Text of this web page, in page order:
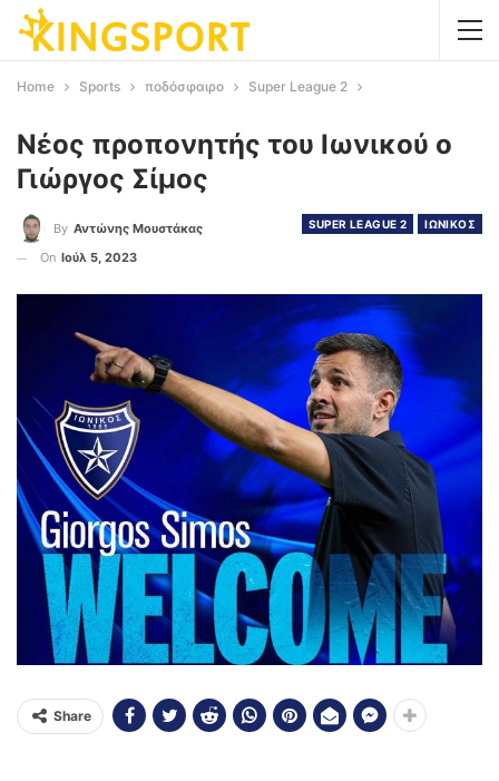
Home Sports ποδόσφαιρο Super League 2
Νέος προπονητής του Ιωνικού ο
Γιώργος Σίμος
SUPER LEAGUE 2 ΙΩΝΙΚΟΣ
By Αντώνης Μουστάκας
On Ιούλ 5, 2023
Share